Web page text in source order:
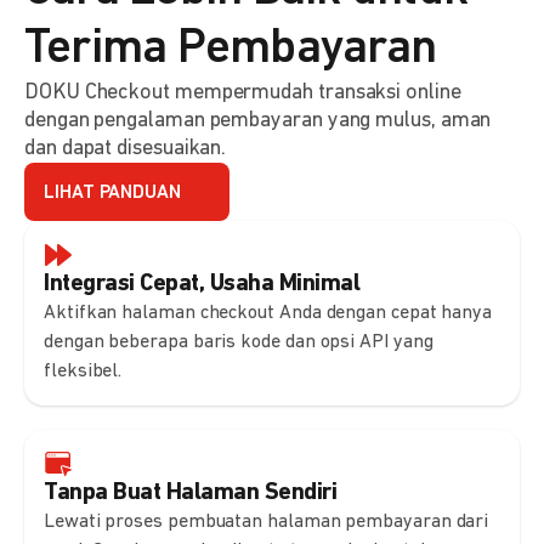
Integrasi Cepat, Usaha Minimal
Aktifkan halaman checkout Anda dengan cepat hanya
dengan beberapa baris kode dan opsi API yang
fleksibel.
Tanpa Buat Halaman Sendiri
Lewati proses pembuatan halaman pembayaran dari
Terima Pembayaran
DOKU Checkout mempermudah transaksi online
dengan pengalaman pembayaran yang mulus, aman
dan dapat disesuaikan.
LIHAT PANDUAN